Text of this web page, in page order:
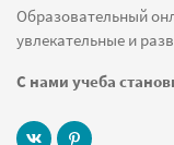
Игры Мемори
Австралия и Океания
Образовательный
увлекательные и
С нами учеба